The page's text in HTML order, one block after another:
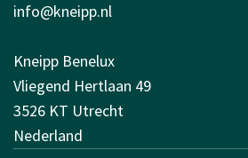
info@kneipp.nl
Kneipp Benelux
Vliegend Hertlaan 49
3526 KT Utrecht
Nederland